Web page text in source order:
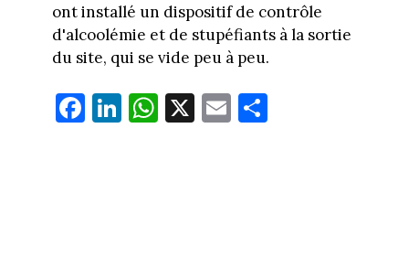
ont installé un dispositif de contrôle
d'alcoolémie et de stupéfiants à la sortie
du site, qui se vide peu à peu.
Fa
ce
Li
nk
W
ha
X E
m
Pa
rt